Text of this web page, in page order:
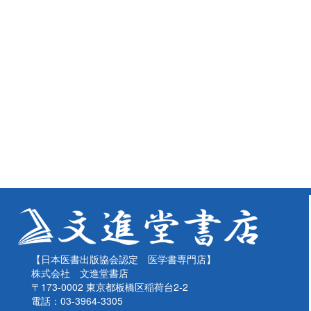
【日本医書出版協会認定 医学書専門店】
株式会社 文進堂書店
〒173-0002 東京都板橋区稲荷台2-2
電話：03-3964-3305